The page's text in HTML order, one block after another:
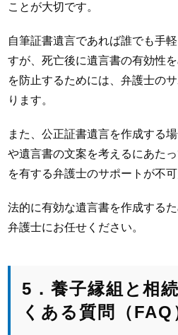
ことが大切です。
自筆証書遺言であれば誰でも手
すが、死亡後に遺言書の有効性
を防止するためには、弁護士の
ります。
また、公正証書遺言を作成する
や遺言書の文案を考えるにあた
を有する弁護士のサポートが不可
法的に有効な遺言書を作成する
弁護士にお任せください。
5．養子縁組と相
くある質問（FAQ